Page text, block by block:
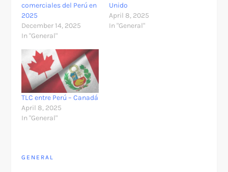
comerciales del Perú en
2025
December 14, 2025
In "General"
Unido
April 8, 2025
In "General"
TLC entre Perú – Canadá
April 8, 2025
In "General"
GENERAL